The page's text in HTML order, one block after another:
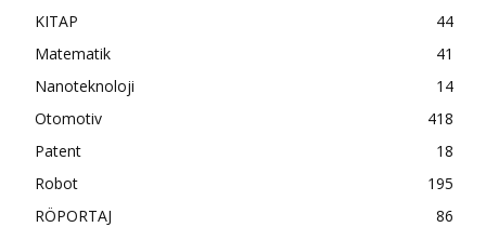
KITAP
44
Matematik
41
Nanoteknoloji
14
Otomotiv
418
Patent
18
Robot
195
RÖPORTAJ
86